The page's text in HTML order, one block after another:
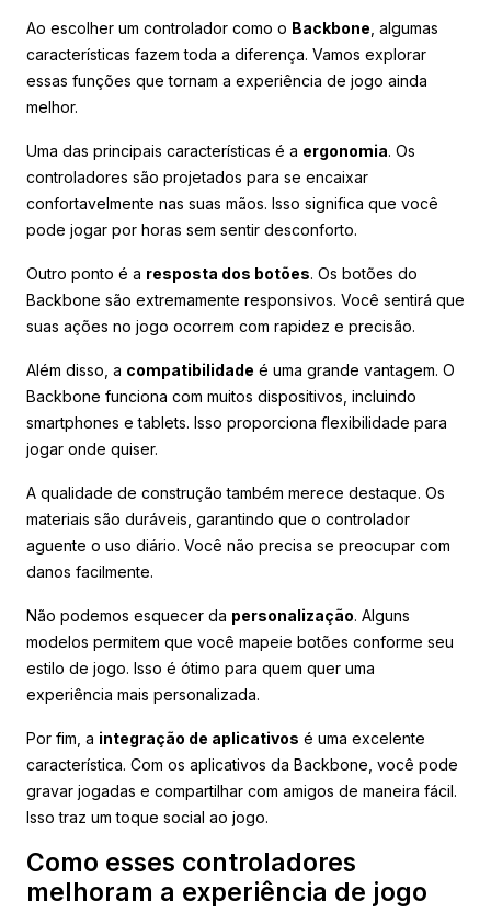
Ao escolher um controlador como o Backbone , algumas
características fazem toda a diferença. Vamos explorar
essas funções que tornam a experiência de jogo ainda
melhor.
Uma das principais características é a ergonomia. Os
controladores são projetados para se encaixar
confortavelmente nas suas mãos. Isso significa que você
pode jogar por horas sem sentir desconforto.
Outro ponto é a resposta dos botões. Os botões do
Backbone são extremamente responsivos. Você sentirá que
suas ações no jogo ocorrem com rapidez e precisão.
Além disso, a compatibilidade é uma grande vantagem. O
Backbone funciona com muitos dispositivos, incluindo
smartphones e tablets. Isso proporciona flexibilidade para
jogar onde quiser.
A qualidade de construção também merece destaque. Os
materiais são duráveis, garantindo que o controlador
aguente o uso diário. Você não precisa se preocupar com
danos facilmente.
Não podemos esquecer da personalização. Alguns
modelos permitem que você mapeie botões conforme seu
estilo de jogo. Isso é ótimo para quem quer uma
experiência mais personalizada.
Por fim, a integração de aplicativos é uma excelente
característica. Com os aplicativos da Backbone, você pode
gravar jogadas e compartilhar com amigos de maneira fácil.
Isso traz um toque social ao jogo.
Como esses controladores
melhoram a experiência de jogo